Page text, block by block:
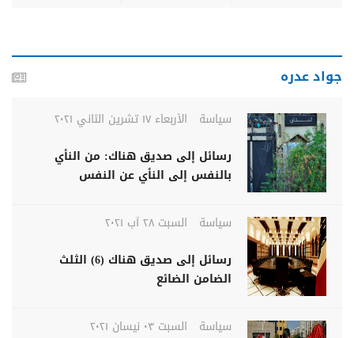
جواد عدره
سياسة
الأربعاء ١٧ تشرين الثاني ٢٠٢١
رسائل إلى صديق هناك: من النأي
بالنفس إلى النأي عن النفس
سياسة
السبت ٢٨ آب ٢٠٢١
رسائل إلى صديق هناك (6) الثلث
الضامن الضائع
سياسة
السبت ٠٣ نيسان ٢٠٢١